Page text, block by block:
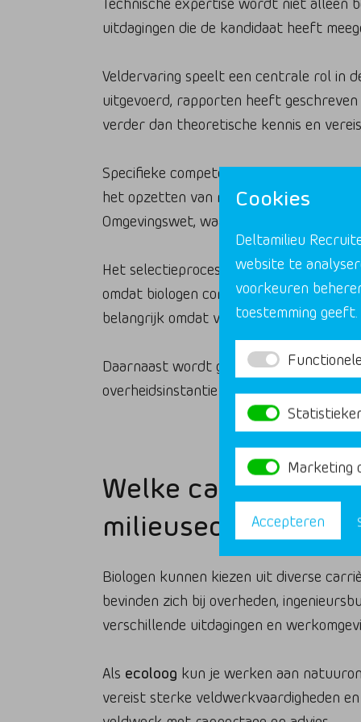
uitdagingen die de kandidaat heeft
Veldervaring speelt een centrale rol in
uitgevoerd, rapporten heeft
verder dan theoretische kennis en
Specifieke competenties die worden
het opzetten van
Omgevingswet, waardoor actuele
Het selectieproces houdt ook rekening
omdat biologen complexe ecologische
belangrijk omdat veel biologisch werk
Daarnaast wordt gekeken naar de
overheidsinstantie vereist andere
Welke
milieusector?
Biologen kunnen kiezen uit diverse
bevinden zich bij overheden,
verschillende uitdagingen en
Als ecoloog kun je werken aan
vereist sterke veldwerkvaardigheden
Cookies
Deltamilieu
website te
voorkeuren
toestemming geeft.
Marketing
Accepteren